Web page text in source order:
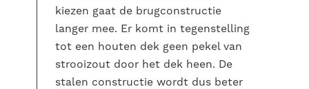
kiezen gaat de brugconstructie
langer mee. Er komt in tegenstelling
tot een houten dek geen pekel van
strooizout door het dek heen. De
stalen constructie wordt dus beter